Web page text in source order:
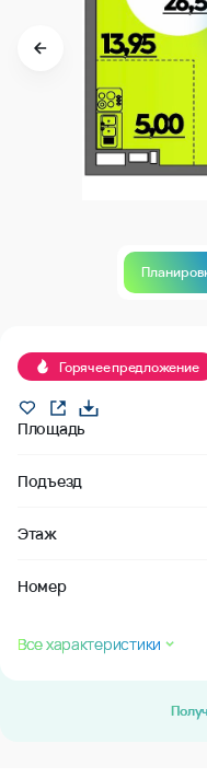
Горячее предложение
Площадь
Подъезд
Этаж
Номер
Все характеристики